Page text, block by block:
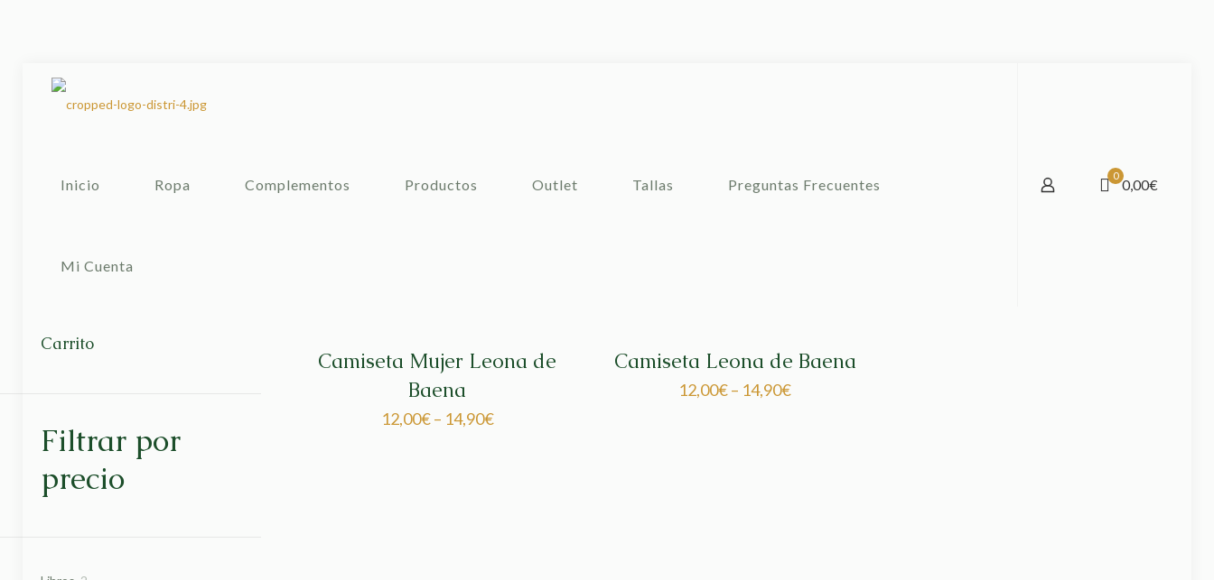
Inicio Ropa Complementos Productos Outlet Tallas Preguntas Frecuentes
Mi Cuenta
0
0,00€
Camiseta Mujer Leona de
Baena
12,00€– 14,90€
Camiseta Leona de Baena
12,00€– 14,90€
Carrito
Filtrar por
precio